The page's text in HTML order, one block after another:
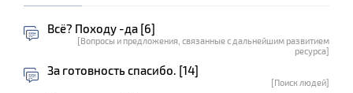
Всё? Походу -да [6]
[Вопросы и предложения, связанные с дальнейшим развитием
ресурса]
За готовность спасибо. [14]
[Поиск людей]